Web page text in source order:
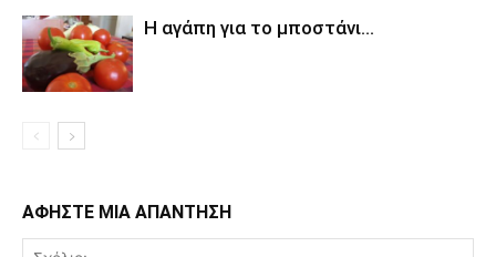
Η αγάπη για το μποστάνι…
ΑΦΗΣΤΕ ΜΙΑ ΑΠΑΝΤΗΣΗ